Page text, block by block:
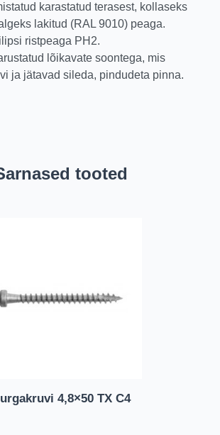
karastatud terasest, kollaseks
lakitud (RAL 9010) peaga.
ristpeaga PH2.
lõikavate soontega, mis
ja jätavad sileda, pindudeta pinna.
tooted
4,8×50 TX C4